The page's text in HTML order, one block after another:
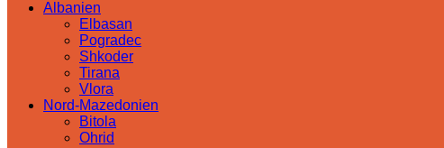
Albanien
Elbasan
Pogradec
Shkoder
Tirana
Vlora
Nord-Mazedonien
Bitola
Ohrid